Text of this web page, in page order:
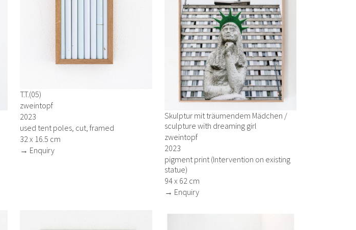
T.T.(05)
zweintopf
2023
used tent poles, cut, framed
32 x 16.5 cm
→ Enquiry
Skulptur mit träumendem Mädchen /
sculpture with dreaming girl
zweintopf
2023
pigment print (Intervention on existing
statue)
94 x 62 cm
→ Enquiry